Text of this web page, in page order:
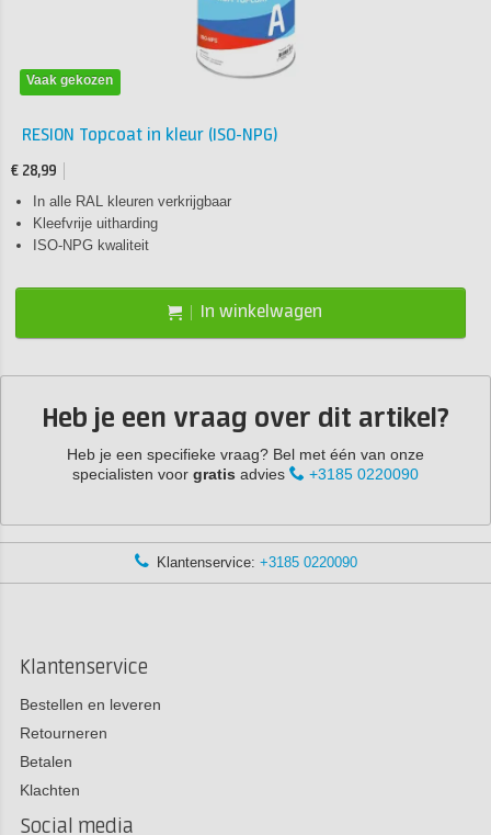
Vaak gekozen
RESION Topcoat in kleur (ISO-NPG)
€ 28,99
In alle RAL kleuren verkrijgbaar
Kleefvrije uitharding
ISO-NPG kwaliteit
In winkelwagen
Heb je een vraag over dit artikel?
Heb je een specifieke vraag? Bel met één van onze
specialisten voor gratis advies +3185 0220090
Klantenservice: +3185 0220090
Klantenservice
Bestellen en leveren
Retourneren
Betalen
Klachten
Social media